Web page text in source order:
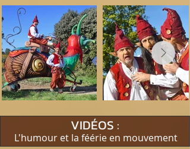
VIDÉOS :
L'humour et la féérie en mouvement